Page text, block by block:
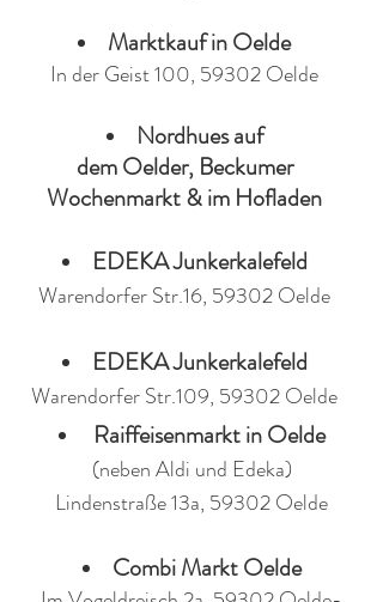
Marktkauf in Oelde
In der Geist 100, 59302 Oelde
Nordhues auf
demOelder,Beckumer
Wochenmarkt & im Hofladen
EDEKA Junkerkalefeld
Warendorfer Str.16, 59302 Oelde
EDEKA Junkerkalefeld
Warendorfer Str.109, 59302Oelde
Raiffeisenmarkt in Oelde
(neben Aldi und Edeka)
Lindenstraße 13a, 59302 Oelde
Combi Markt Oelde